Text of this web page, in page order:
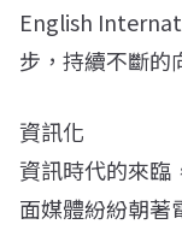
English
步，持續不斷的
資訊化
資訊時代的來臨
面媒體紛紛朝著